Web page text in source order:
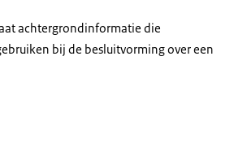
achtergrondinformatie die
bij de besluitvorming over een